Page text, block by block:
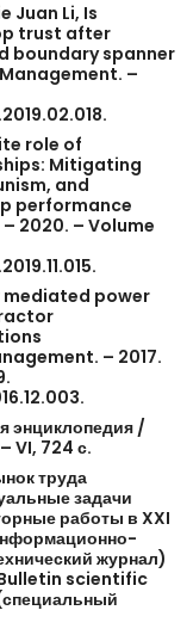
Juan Li, Is
trust after
boundary spanner
Management. –
role of
Mitigating
and
performance
– 2020. – Volume
mediated power
– 2017.
энциклопедия /
– VI, 724 с.
труда
задачи
работы в XXI
журнал)
scientific